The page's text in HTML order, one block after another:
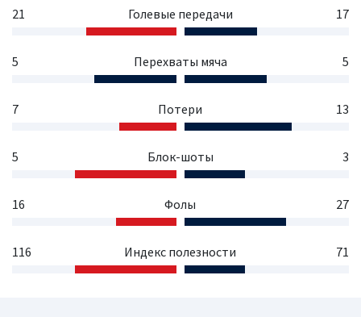
21 Голевые передачи 17
5 Перехваты мяча 5
7 Потери 13
5 Блок-шоты 3
16 Фолы 27
116 Индекс полезности 71